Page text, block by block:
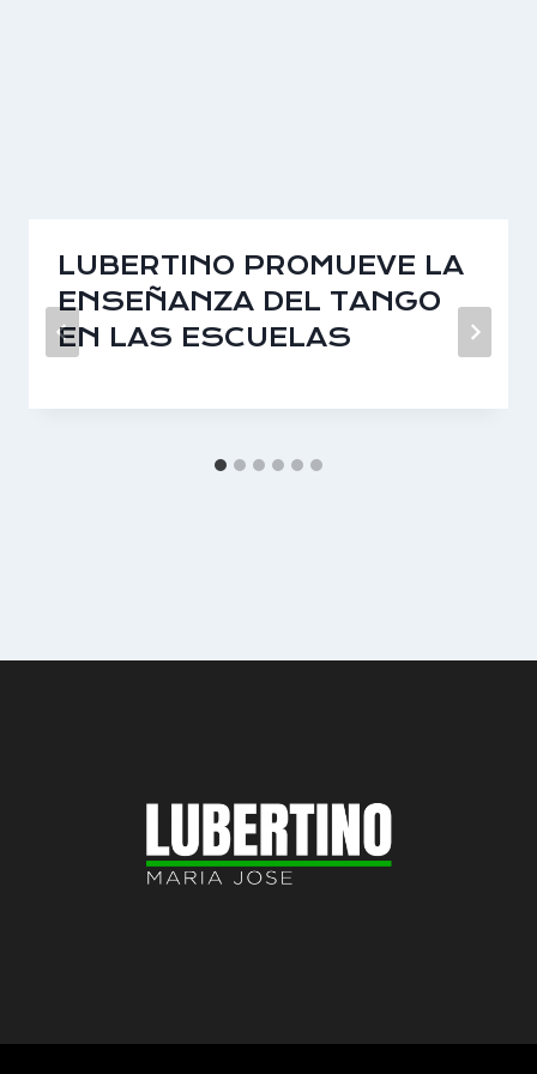
LUBERTINO PROMUEVE LA
ENSEÑANZA DEL TANGO
EN LAS ESCUELAS